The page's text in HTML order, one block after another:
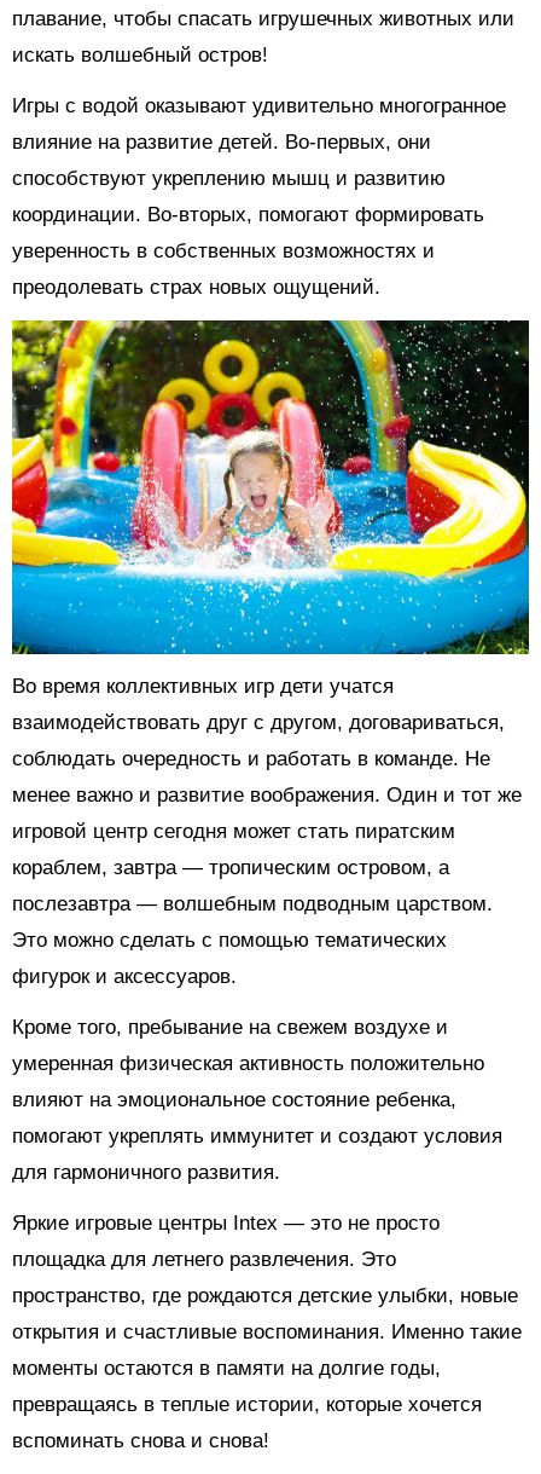
плавание, чтобы спасать игрушечных животных или
искать волшебный остров!
Игры с водой оказывают удивительно многогранное
влияние на развитие детей. Во-первых, они
способствуют укреплению мышц и развитию
координации. Во-вторых, помогают формировать
уверенность в собственных возможностях и
преодолевать страх новых ощущений.
Во время коллективных игр дети учатся
взаимодействовать друг с другом, договариваться,
соблюдать очередность и работать в команде. Не
менее важно и развитие воображения. Один и тот же
игровой центр сегодня может стать пиратским
кораблем, завтра — тропическим островом, а
послезавтра — волшебным подводным царством.
Это можно сделать с помощью тематических
фигурок и аксессуаров.
Кроме того, пребывание на свежем воздухе и
умеренная физическая активность положительно
влияют на эмоциональное состояние ребенка,
помогают укреплять иммунитет и создают условия
для гармоничного развития.
Яркие игровые центры Intex — это не просто
площадка для летнего развлечения. Это
пространство, где рождаются детские улыбки, новые
открытия и счастливые воспоминания. Именно такие
моменты остаются в памяти на долгие годы,
превращаясь в теплые истории, которые хочется
вспоминать снова и снова!